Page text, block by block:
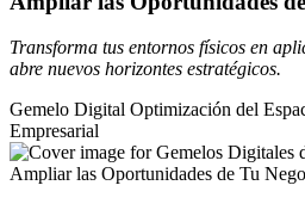
Transforma tus entornos físicos en
abre nuevos horizontes estratégicos.
Gemelo Digital Optimización del
Empresarial